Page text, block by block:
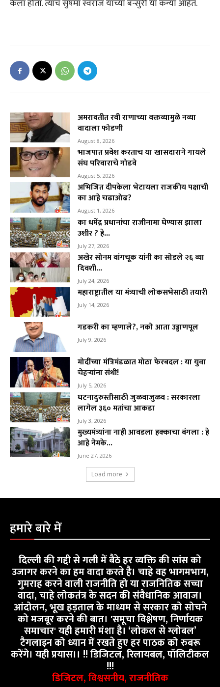
केला होता. त्याच सुषमा स्वराज यांच्या बन्सुरी या कन्या आहेत.
अमरावतीत रवी राणाच्या वक्तव्यामुळे नव्या
वादाला फोडणी
August 8, 2026
भाजपात प्रवेश करताच या खासदाराने गायले
संघ परिवाराचे गोडवे
August 5, 2026
अभिजित दीपकेला भेटायला राजकीय पक्षाची
का आहे चढाओढ?
August 1, 2026
का धमेंद्र प्रधानांचा राजीनामा घेण्यास झाला
उशीर ? हे...
July 27, 2026
अखेर सोनम वांगचूक यांनी का सोडले २६ व्या
दिवशी...
July 24, 2026
महाराष्ट्रातील या मंत्र्याची लोकसभेसाठी तयारी
July 14, 2026
गडकरी का म्हणाले?, नको आता उड्डाणपूल
July 9, 2026
मोदींच्या मंत्रिमंडळात मोठा फेरबदल : या युवा
चेहऱ्यांना संधी!
July 5, 2026
घटनादुरुस्तीसाठी जुळवाजुळव : सरकारला
लागेल ३६० मतांचा आकडा
July 3, 2026
मुख्यमंत्र्यांना नाही आवडला हक्काचा बंगला : हे
आहे नेमके...
June 27, 2026
Load more
हमारे बारे में
दिल्ली की गद्दी से गली में बैठे हर व्यक्ति की सांस को
उजागर करने का हम वादा करते है। चाहे वह भागमभाग,
गुमराह करने वाली राजनीति हो या राजनितिक सच्चा
वादा, चाहे लोकतंत्र के सदन की संवैधानिक आवाज।
आंदोलन, भूख हड़ताल के माध्यम से सरकार को सोचने
को मजबूर करने की बात। 'समूचा विश्लेषण, निर्णायक
समाचार' यही हमारी मंशा है। ‘लोकल से ग्लोबल’
टैगलाइन को ध्यान में रखते हुए हर पाठक को रुबरू
करेंगे। यही प्रयास।। !! डिजिटल, रिलायबल, पॉलिटीकल
!!!
डिजिटल, विश्वसनीय, राजनीतिक